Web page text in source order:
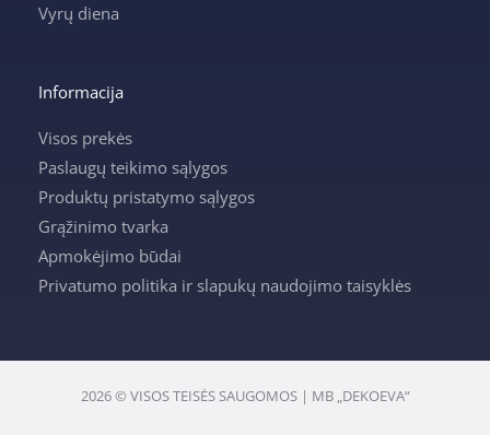
Vyrų diena
Informacija
Visos prekės
Paslaugų teikimo sąlygos
Produktų pristatymo sąlygos
Grąžinimo tvarka
Apmokėjimo būdai
Privatumo politika ir slapukų naudojimo taisyklės
2026 © VISOS TEISĖS SAUGOMOS | MB „DEKOEVA“